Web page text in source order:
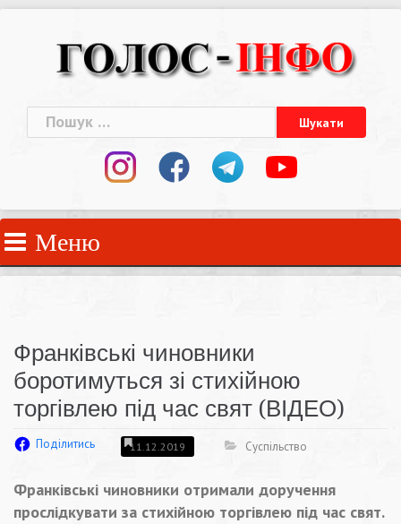
Пошук:
Меню
Франківські чиновники
боротимуться зі стихійною
торгівлею під час свят (ВІДЕО)
Поділитись 11.12.2019 Суспільство
Франківські чиновники отримали доручення
прослідкувати за стихійною торгівлею під час свят.